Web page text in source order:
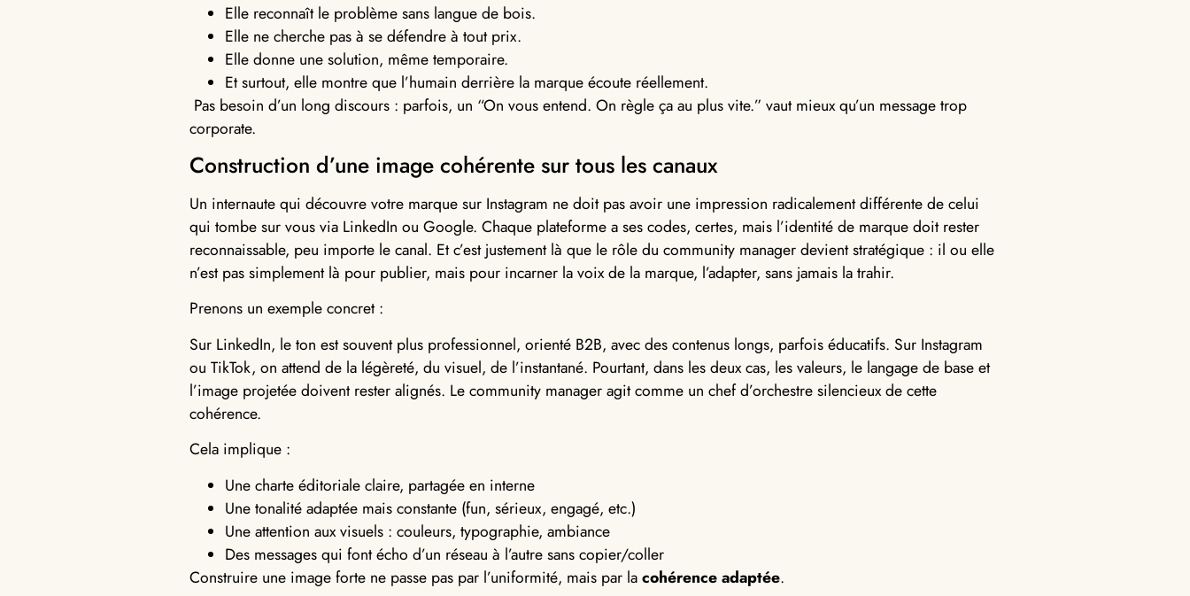
Elle reconnaît le problème sans langue de bois.
Elle ne cherche pas à se défendre à tout prix.
Elle donne une solution, même temporaire.
Et surtout, elle montre que l’humain derrière la marque écoute réellement.
Pas besoin d’un long discours : parfois, un “On vous entend. On règle ça au plus vite.” vaut mieux qu’un message trop
corporate.
Construction d’une image cohérente sur tous les canaux
Un internaute qui découvre votre marque sur Instagram ne doit pas avoir une impression radicalement différente de celui
qui tombe sur vous via LinkedIn ou Google. Chaque plateforme a ses codes, certes, mais l’identité de marque doit rester
reconnaissable, peu importe le canal. Et c’est justement là que le rôle du community manager devient stratégique : il ou elle
n’est pas simplement là pour publier, mais pour incarner la voix de la marque, l’adapter, sans jamais la trahir.
Prenons un exemple concret :
Sur LinkedIn, le ton est souvent plus professionnel, orienté B2B, avec des contenus longs, parfois éducatifs. Sur Instagram
ou TikTok, on attend de la légèreté, du visuel, de l’instantané. Pourtant, dans les deux cas, les valeurs, le langage de base et
l’image projetée doivent rester alignés. Le community manager agit comme un chef d’orchestre silencieux de cette
cohérence.
Cela implique :
Une charte éditoriale claire, partagée en interne
Une tonalité adaptée mais constante (fun, sérieux, engagé, etc.)
Une attention aux visuels : couleurs, typographie, ambiance
Des messages qui font écho d’un réseau à l’autre sans copier/coller
Construire une image forte ne passe pas par l’uniformité, mais par lacohérence adaptée.